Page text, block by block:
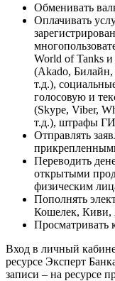
Обменивать
Оплачивать
World of Tanks и
(Akado,
т.д.),
голосовую и
(Skype, Viber,
т.д.), штрафы
Отправлять
Переводить
открытыми
физическим
Пополнять
Кошелек, Киви,
Просматривать
Вход в личный
ресурсе Эксперт
записи – на ресурсе